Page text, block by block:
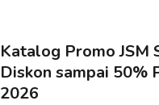
Katalog Promo JSM
Diskon sampai 50%
2026